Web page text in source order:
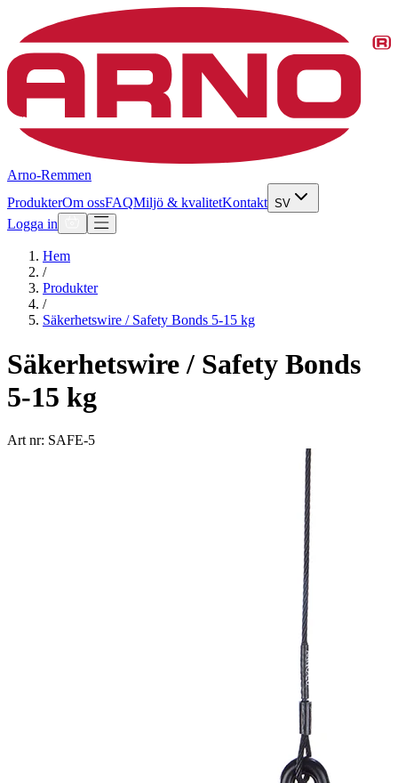
Arno-Remmen
ProdukterOm ossFAQMiljö & kvalitetKontakt SV
Logga in
Hem
/
Produkter
/
Säkerhetswire / Safety Bonds 5-15 kg
Säkerhetswire / Safety Bonds
5-15 kg
Art nr: SAFE-5